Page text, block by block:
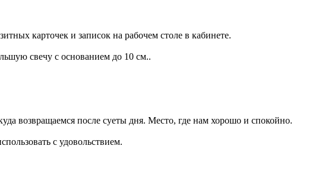
карточек и записок на рабочем столе в кабинете.
свечу с основанием до 10 см..
возвращаемся после суеты дня. Место, где нам хорошо и спокойно.
с удовольствием.